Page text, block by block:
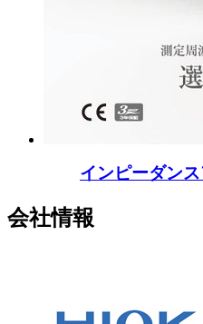
インピーダン
会社情報